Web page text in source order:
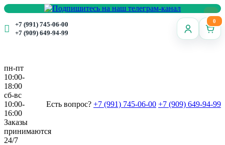
+7 (991) 745-06-00
+7 (909) 649-94-99
0
пн-пт
10:00-
18:00
сб-вс
10:00-
16:00
Заказы
принимаются
24/7
Есть вопрос? +7 (991) 745-06-00 +7 (909) 649-94-99